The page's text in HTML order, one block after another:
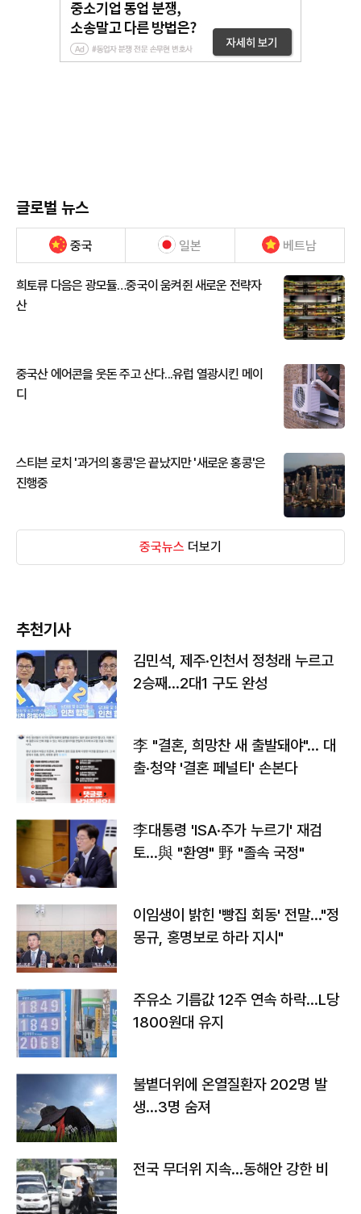
글로벌 뉴스
중국 일본 베트남
희토류 다음은 광모듈…중국이 움켜쥔 새로운 전략자
산
중국산 에어콘을 웃돈 주고 산다...유럽 열광시킨 메이
디
스티븐 로치 '과거의 홍콩'은 끝났지만 '새로운 홍콩'은
진행중
중국뉴스 더보기
추천기사
김민석, 제주·인천서 정청래 누르고
2승째…2대1 구도 완성
李 "결혼, 희망찬 새 출발돼야"… 대
출·청약 '결혼 페널티' 손본다
李대통령 'ISA·주가 누르기' 재검
토…與 "환영" 野 "졸속 국정"
이임생이 밝힌 '빵집 회동' 전말…"정
몽규, 홍명보로 하라 지시"
주유소 기름값 12주 연속 하락…L당
1800원대 유지
불볕더위에 온열질환자 202명 발
생…3명 숨져
전국 무더위 지속…동해안 강한 비